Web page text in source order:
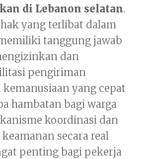
di Lebanon selatan.
yang terlibat dalam
tanggung jawab
dan
pengiriman
yang cepat
hambatan bagi warga
koordinasi dan
secara real
penting bagi pekerja